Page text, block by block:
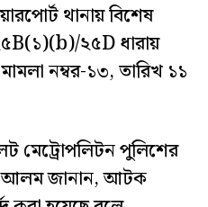
থানায় বিশেষ
২৫D ধারায়
নম্বর-১৩, তারিখ ১১
মেট্রোপলিটন পুলিশের
আলম জানান, আটক